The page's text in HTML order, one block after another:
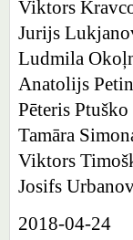
Viktors
Jurijs
Ludmila
Anatolijs
Pēteris Ptuško
Tamāra
Viktors
Josifs
2018-04-24